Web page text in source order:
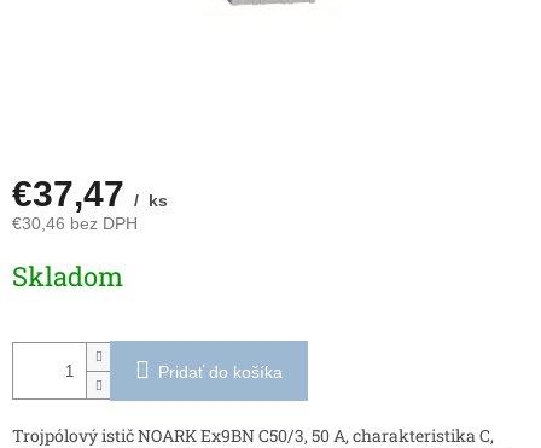
€37,47 / ks
€30,46 bez DPH
cena:
Skladom
Pridať do košíka
Trojpólový istič NOARK Ex9BN C50/3, 50 A, charakteristika C,